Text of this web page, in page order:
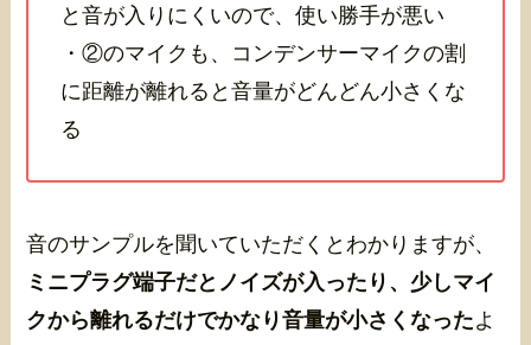
と音が入りにくいので、使い勝手が悪い
・②のマイクも、コンデンサーマイクの割
に距離が離れると音量がどんどん小さくな
る
音のサンプルを聞いていただくとわかりますが、
ミニプラグ端子だとノイズが入ったり、少しマイ
クから離れるだけでかなり音量が小さくなったよ